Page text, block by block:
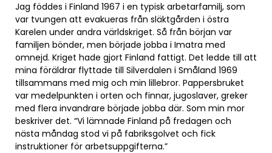
Jag föddes i Finland 1967 i en typisk arbetarfamilj, som
var tvungen att evakueras från släktgården i östra
Karelen under andra världskriget. Så från början var
familjen bönder, men började jobba i Imatra med
omnejd. Kriget hade gjort Finland fattigt. Det ledde till att
mina föräldrar flyttade till Silverdalen i Småland 1969
tillsammans med mig och min lillebror. Pappersbruket
var medelpunkten i orten och finnar, jugoslaver, greker
med flera invandrare började jobba där. Som min mor
beskriver det. “Vi lämnade Finland på fredagen och
nästa måndag stod vi på fabriksgolvet och fick
instruktioner för arbetsuppgifterna.”